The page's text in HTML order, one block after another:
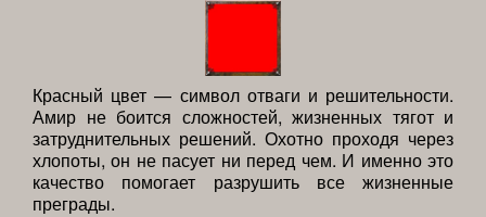
Красный цвет — символ отваги и решительности.
Амир не боится сложностей, жизненных тягот и
затруднительных решений. Охотно проходя через
хлопоты, он не пасует ни перед чем. И именно это
качество помогает разрушить все жизненные
преграды.